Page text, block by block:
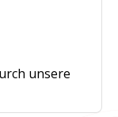
unsere